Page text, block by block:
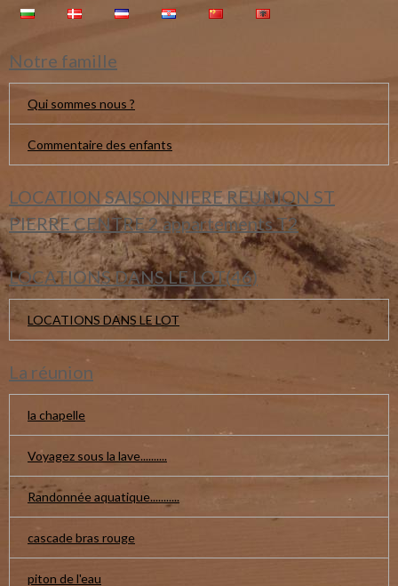
Notre famille
Qui sommes nous ?
Commentaire des enfants
LOCATION SAISONNIERE REUNION ST
PIERRE CENTRE 2 appartements T2
LOCATIONS DANS LE LOT(46)
LOCATIONS DANS LE LOT
La réunion
la chapelle
Voyagez sous la lave..........
Randonnée aquatique...........
cascade bras rouge
piton de l'eau